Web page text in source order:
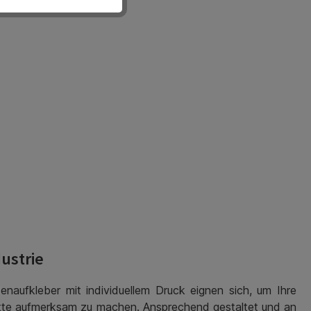
mit individuellem Druck eignen sich, um Ihre
aufmerksam zu machen. Ansprechend gestaltet und an